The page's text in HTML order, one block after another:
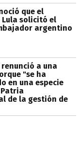
que el
solicitó el
argentino
a una
"se ha
en una especie
de la gestión de